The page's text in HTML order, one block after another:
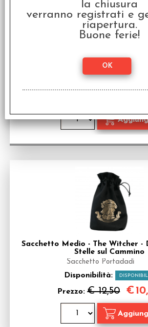
of the Wolf
Sacchetto Portadadi
Sacchetto Medio - The Witcher -
Stelle sul Cammino
Sacchetto Portadadi
Disponibilità:
Prezzo:€ 12,50 €
la chiusura
verranno registrati e
riapertura.
Buone ferie!